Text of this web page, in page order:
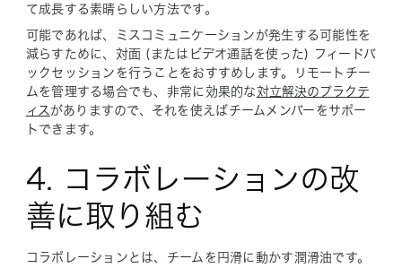
て成長する素晴らしい方法です。
可能であれば、ミスコミュニケーションが発生する可能性を
減らすために、対面 (またはビデオ通話を使った) フィードバ
ックセッションを行うことをおすすめします。リモートチー
ムを管理する場合でも、非常に効果的な対立解決のプラクテ
ィス がありますので、それを使えばチームメンバーをサポー
トできます。
4. コラボレーションの改
善に取り組む
コラボレーションとは、チームを円滑に動かす潤滑油です。